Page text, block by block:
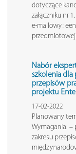
dotyczące
załączniku nr
e-mailowy:
Nabór
szkolenia dla
przepisów
projektu
17-02-2022
Planowany
Wymagania: –
zakresu